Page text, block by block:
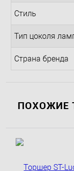
Стиль
Тип цоколя
Страна бренда
ПОХОЖИЕ